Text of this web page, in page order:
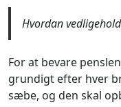
Hvordan
For at bevare
grundigt efter hver
sæbe, og den skal